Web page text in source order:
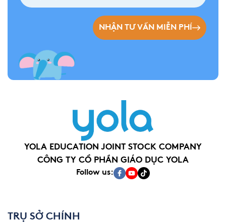
NHẬN TƯ VẤN MIỄN PHÍ
YOLA EDUCATION JOINT STOCK COMPANY
CÔNG TY CỔ PHẦN GIÁO DỤC YOLA
Follow us:
TRỤ SỞ CHÍNH